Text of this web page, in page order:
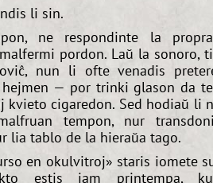
li sin.
ne respondinte la
pordon. Laŭ la sonoro,
nun li ofte venadis
— por trinki glason da
cigaredon. Sed hodiaŭ li
tempon, nur
lia tablo de la hieraŭa tago.
en okulvitroj» staris iomete
estis jam printempa,